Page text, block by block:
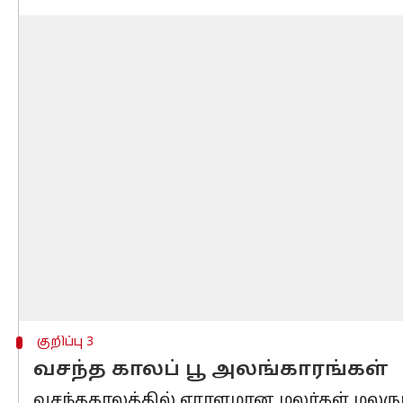
குறிப்பு 3
வசந்த காலப் பூ அலங்காரங்கள்